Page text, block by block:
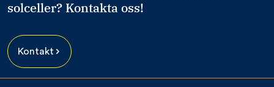
solceller? Kontakta oss!
Kontakt